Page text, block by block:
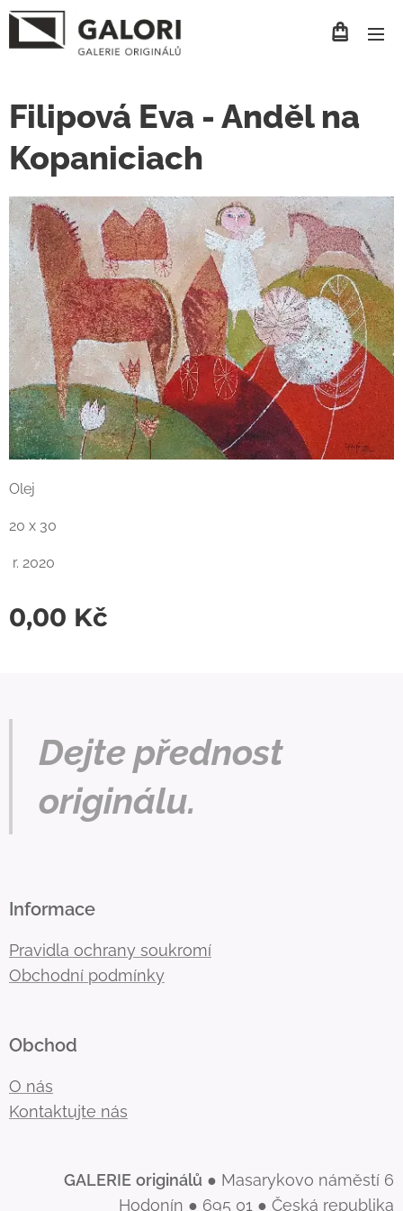
Filipová Eva - Anděl na
Kopaniciach
Olej
20 x 30
r. 2020
0,00 Kč
Dejte přednost
originálu.
Informace
Pravidla ochrany soukromí
Obchodní podmínky
Obchod
O nás
Kontaktujte nás
GALERIE originálů ● Masarykovo náměstí 6
Hodonín ● 695 01 ● Česká republika